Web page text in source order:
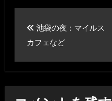
ゲ
池袋の夜：マイルス
カフェなど